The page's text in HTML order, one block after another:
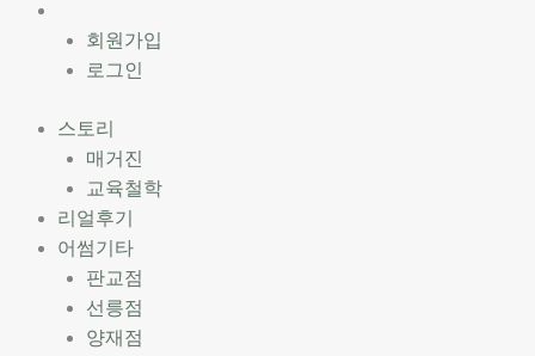
회원가입
로그인
스토리
매거진
교육철학
리얼후기
어썸기타
판교점
선릉점
양재점